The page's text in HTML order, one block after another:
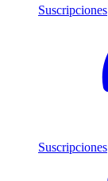
Suscripciones
Suscripciones